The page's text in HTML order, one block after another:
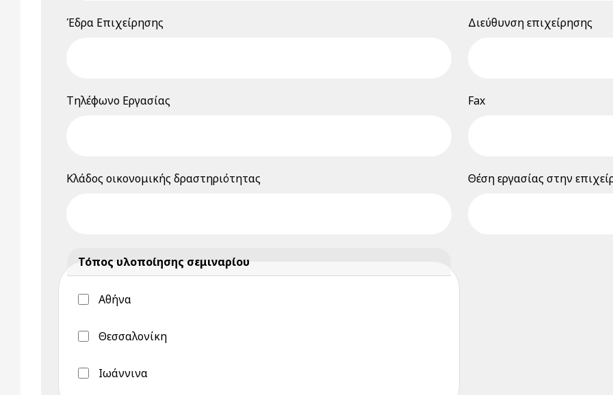
Έδρα Επιχείρησης Διεύθυνση επιχείρησης
Τηλέφωνο Εργασίας Fax
Κλάδος οικονομικής δραστηριότητας Θέση εργασίας στην
Τόπος υλοποίησης σεμιναρίου
Αθήνα
Θεσσαλονίκη
Ιωάννινα